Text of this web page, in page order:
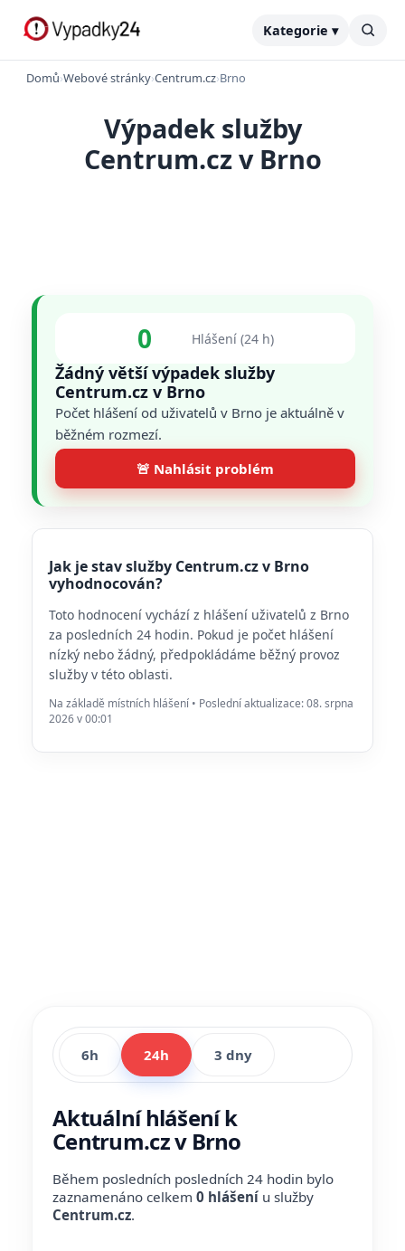
Kategorie ▾
Domů›Webové stránky›Centrum.cz›Brno
Výpadek služby
Centrum.cz v Brno
0 Hlášení (24 h)
Žádný větší výpadek služby
Centrum.cz v Brno
Počet hlášení od uživatelů v Brno je aktuálně v
běžném rozmezí.
🚨 Nahlásit problém
Jak je stav služby Centrum.cz v Brno
vyhodnocován?
Toto hodnocení vychází z hlášení uživatelů z Brno
za posledních 24 hodin. Pokud je počet hlášení
nízký nebo žádný, předpokládáme běžný provoz
služby v této oblasti.
Na základě místních hlášení • Poslední aktualizace: 08. srpna
2026 v 00:01
6h 24h 3 dny
Aktuální hlášení k
Centrum.cz v Brno
Během posledních posledních 24 hodin bylo
zaznamenáno celkem 0 hlášení u služby
Centrum.cz.